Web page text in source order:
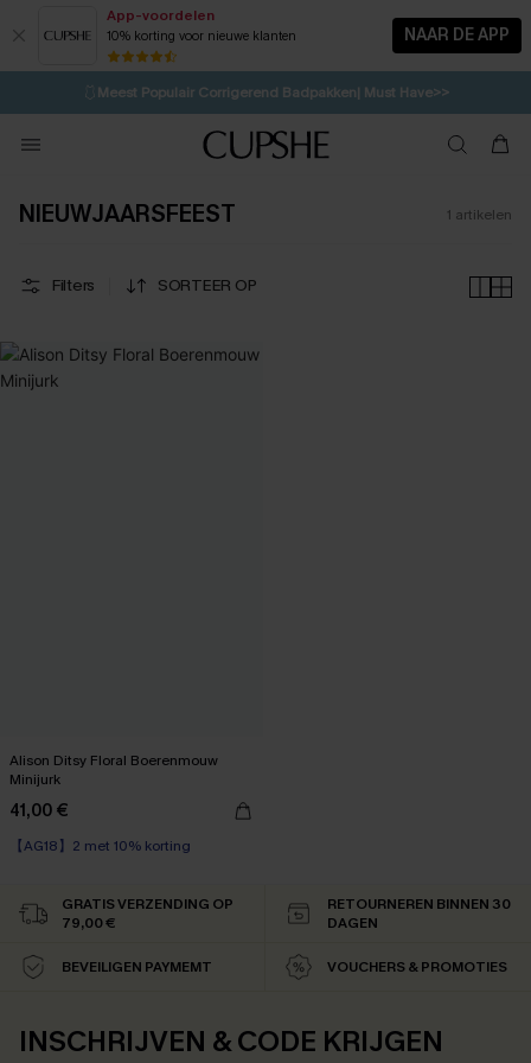
App-voordelen
10% korting voor nieuwe klanten NAAR DE APP
⚡️LAATSTE KANS | Tot 50% korting>>
🩱Meest Populair Corrigerend Badpakken| Must Have>>
💌Abonneer je & ontvang tot 15% korting>>
Koop 3, krijg 15% korting | CODE: SW15
NIEUWJAARSFEEST 1 artikelen
Filters SORTEER OP
Alison Ditsy Floral Boerenmouw
Minijurk
41,00 €
【AG18】2 met 10% korting
【AG18】2 met 10% korting
GRATIS VERZENDING OP
79,00 €
RETOURNEREN BINNEN 30
DAGEN
BEVEILIGEN PAYMEMT VOUCHERS & PROMOTIES
INSCHRIJVEN & CODE KRIJGEN